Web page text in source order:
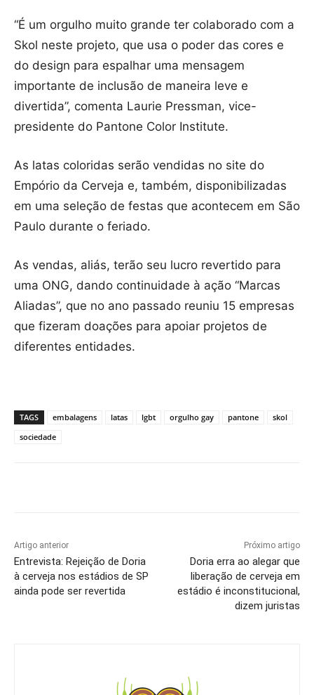
“É um orgulho muito grande ter colaborado com a
Skol neste projeto, que usa o poder das cores e
do design para espalhar uma mensagem
importante de inclusão de maneira leve e
divertida”, comenta Laurie Pressman, vice-
presidente do Pantone Color Institute.
As latas coloridas serão vendidas no site do
Empório da Cerveja e, também, disponibilizadas
em uma seleção de festas que acontecem em São
Paulo durante o feriado.
As vendas, aliás, terão seu lucro revertido para
uma ONG, dando continuidade à ação “Marcas
Aliadas”, que no ano passado reuniu 15 empresas
que fizeram doações para apoiar projetos de
diferentes entidades.
TAGS embalagens latas lgbt orgulho gay pantone
skol
sociedade
Artigo anterior
Entrevista: Rejeição de Doria
à cerveja nos estádios de SP
ainda pode ser revertida
Próximo artigo
Doria erra ao alegar que
liberação de cerveja em
estádio é inconstitucional,
dizem juristas